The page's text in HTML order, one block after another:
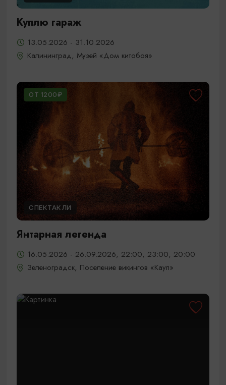
Куплю гараж
13.05.2026 - 31.10.2026
Калининград, Музей «Дом китобоя»
ОТ 1200₽
СПЕКТАКЛИ
Янтарная легенда
16.05.2026 - 26.09.2026, 22:00, 23:00, 20:00
Зеленоградск, Поселение викингов «Кауп»